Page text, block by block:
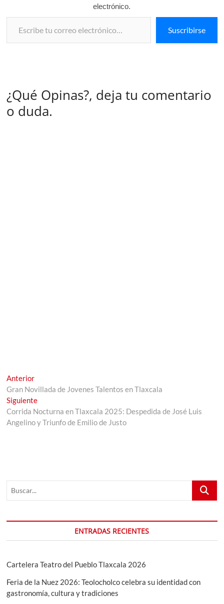
electrónico.
Escribe tu correo electrónico…
Suscribirse
¿Qué Opinas?, deja tu comentario
o duda.
Navegación
de
entradas
AnteriorEntrada
anterior:
Gran Novillada de Jovenes Talentos en Tlaxcala
SiguienteEntrada
siguiente:
Corrida Nocturna en Tlaxcala 2025: Despedida de José Luis
Angelino y Triunfo de Emilio de Justo
Buscar...
ENTRADAS RECIENTES
Cartelera Teatro del Pueblo Tlaxcala 2026
Feria de la Nuez 2026: Teolocholco celebra su identidad con
gastronomía, cultura y tradiciones